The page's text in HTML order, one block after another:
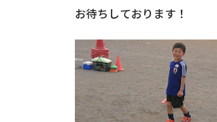
お待ちしております！